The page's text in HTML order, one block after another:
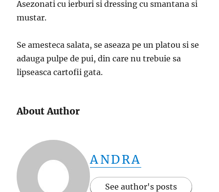
Asezonati cu ierburi si dressing cu smantana si
mustar.
Se amesteca salata, se aseaza pe un platou si se
adauga pulpe de pui, din care nu trebuie sa
lipseasca cartofii gata.
About Author
ANDRA
See author's posts